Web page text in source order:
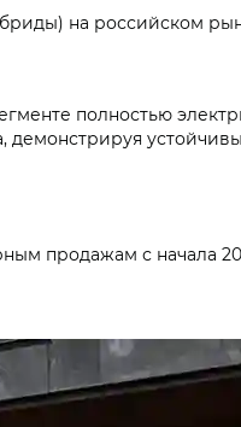
на российском
полностью
демонстрируя
продажам с начала